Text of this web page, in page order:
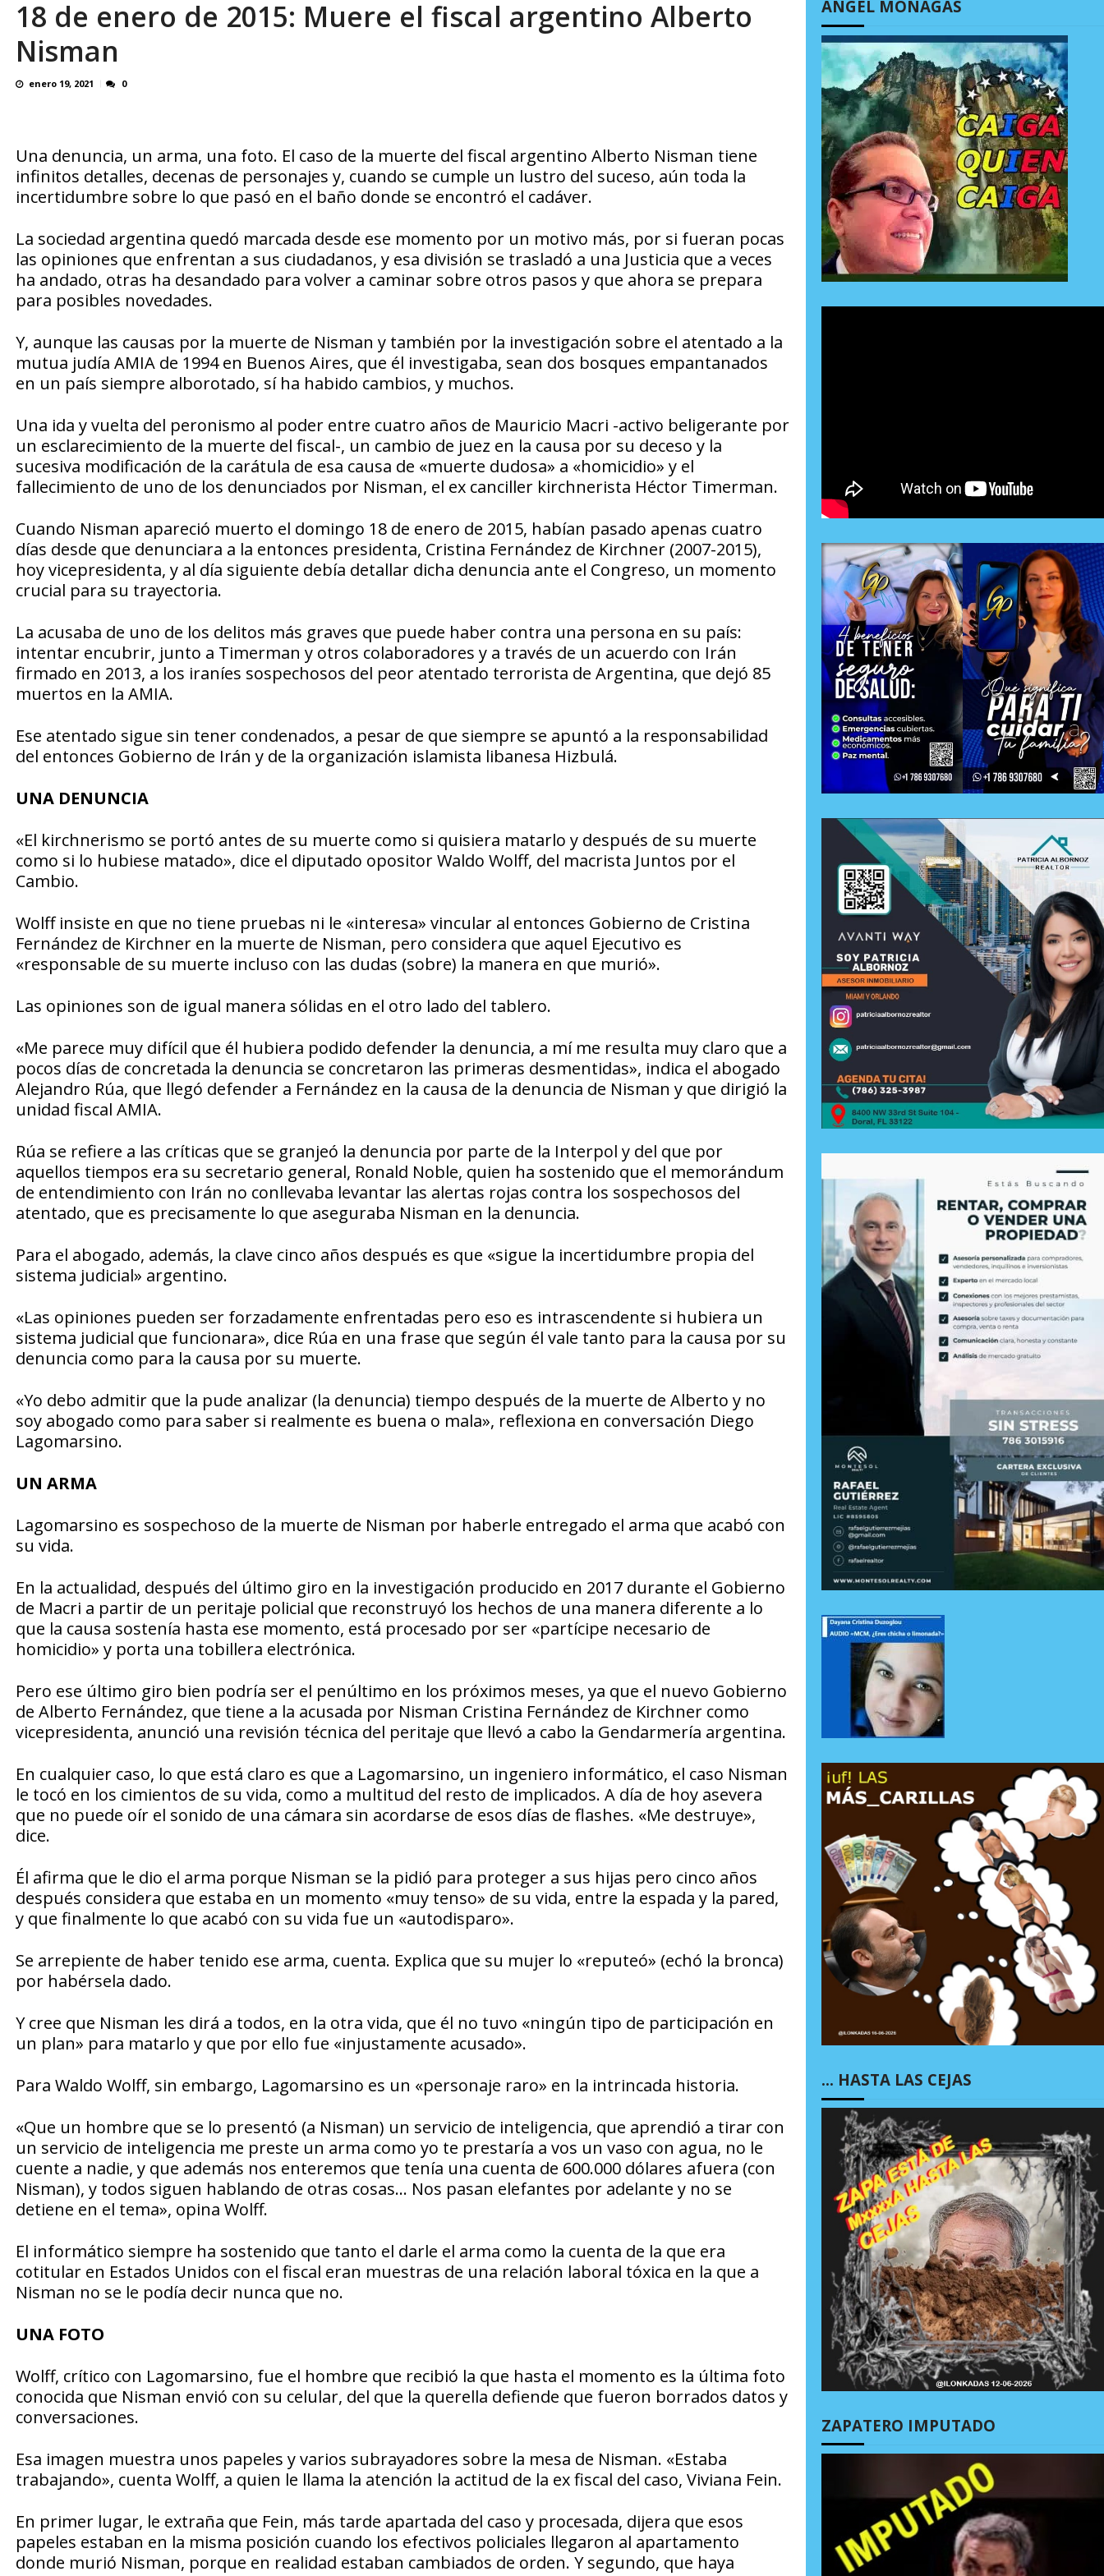
El último que apague la luz: 17 años de excusas, apagones y promesas incumplidas... AGOSTO 6, 2026
18 de enero de 2015: Muere el fiscal argentino Alberto
Nisman
enero 19, 2021 0
Una denuncia, un arma, una foto. El caso de la muerte del fiscal argentino Alberto Nisman tiene
infinitos detalles, decenas de personajes y, cuando se cumple un lustro del suceso, aún toda la
incertidumbre sobre lo que pasó en el baño donde se encontró el cadáver.
La sociedad argentina quedó marcada desde ese momento por un motivo más, por si fueran pocas
las opiniones que enfrentan a sus ciudadanos, y esa división se trasladó a una Justicia que a veces
ha andado, otras ha desandado para volver a caminar sobre otros pasos y que ahora se prepara
para posibles novedades.
Y, aunque las causas por la muerte de Nisman y también por la investigación sobre el atentado a la
mutua judía AMIA de 1994 en Buenos Aires, que él investigaba, sean dos bosques empantanados
en un país siempre alborotado, sí ha habido cambios, y muchos.
Una ida y vuelta del peronismo al poder entre cuatro años de Mauricio Macri -activo beligerante por
un esclarecimiento de la muerte del fiscal-, un cambio de juez en la causa por su deceso y la
sucesiva modificación de la carátula de esa causa de «muerte dudosa» a «homicidio» y el
fallecimiento de uno de los denunciados por Nisman, el ex canciller kirchnerista Héctor Timerman.
Cuando Nisman apareció muerto el domingo 18 de enero de 2015, habían pasado apenas cuatro
días desde que denunciara a la entonces presidenta, Cristina Fernández de Kirchner (2007-2015),
hoy vicepresidenta, y al día siguiente debía detallar dicha denuncia ante el Congreso, un momento
crucial para su trayectoria.
La acusaba de uno de los delitos más graves que puede haber contra una persona en su país:
intentar encubrir, junto a Timerman y otros colaboradores y a través de un acuerdo con Irán
firmado en 2013, a los iraníes sospechosos del peor atentado terrorista de Argentina, que dejó 85
muertos en la AMIA.
Ese atentado sigue sin tener condenados, a pesar de que siempre se apuntó a la responsabilidad
del entonces Gobierno de Irán y de la organización islamista libanesa Hizbulá.
UNA DENUNCIA
«El kirchnerismo se portó antes de su muerte como si quisiera matarlo y después de su muerte
como si lo hubiese matado», dice el diputado opositor Waldo Wolff, del macrista Juntos por el
Cambio.
Wolff insiste en que no tiene pruebas ni le «interesa» vincular al entonces Gobierno de Cristina
Fernández de Kirchner en la muerte de Nisman, pero considera que aquel Ejecutivo es
«responsable de su muerte incluso con las dudas (sobre) la manera en que murió».
Las opiniones son de igual manera sólidas en el otro lado del tablero.
«Me parece muy difícil que él hubiera podido defender la denuncia, a mí me resulta muy claro que a
pocos días de concretada la denuncia se concretaron las primeras desmentidas», indica el abogado
Alejandro Rúa, que llegó defender a Fernández en la causa de la denuncia de Nisman y que dirigió la
unidad fiscal AMIA.
Rúa se refiere a las críticas que se granjeó la denuncia por parte de la Interpol y del que por
aquellos tiempos era su secretario general, Ronald Noble, quien ha sostenido que el memorándum
de entendimiento con Irán no conllevaba levantar las alertas rojas contra los sospechosos del
atentado, que es precisamente lo que aseguraba Nisman en la denuncia.
Para el abogado, además, la clave cinco años después es que «sigue la incertidumbre propia del
sistema judicial» argentino.
«Las opiniones pueden ser forzadamente enfrentadas pero eso es intrascendente si hubiera un
sistema judicial que funcionara», dice Rúa en una frase que según él vale tanto para la causa por su
denuncia como para la causa por su muerte.
«Yo debo admitir que la pude analizar (la denuncia) tiempo después de la muerte de Alberto y no
soy abogado como para saber si realmente es buena o mala», reflexiona en conversación Diego
Lagomarsino.
UN ARMA
Lagomarsino es sospechoso de la muerte de Nisman por haberle entregado el arma que acabó con
su vida.
En la actualidad, después del último giro en la investigación producido en 2017 durante el Gobierno
de Macri a partir de un peritaje policial que reconstruyó los hechos de una manera diferente a lo
que la causa sostenía hasta ese momento, está procesado por ser «partícipe necesario de
homicidio» y porta una tobillera electrónica.
Pero ese último giro bien podría ser el penúltimo en los próximos meses, ya que el nuevo Gobierno
de Alberto Fernández, que tiene a la acusada por Nisman Cristina Fernández de Kirchner como
vicepresidenta, anunció una revisión técnica del peritaje que llevó a cabo la Gendarmería argentina.
En cualquier caso, lo que está claro es que a Lagomarsino, un ingeniero informático, el caso Nisman
le tocó en los cimientos de su vida, como a multitud del resto de implicados. A día de hoy asevera
que no puede oír el sonido de una cámara sin acordarse de esos días de flashes. «Me destruye»,
dice.
Él afirma que le dio el arma porque Nisman se la pidió para proteger a sus hijas pero cinco años
después considera que estaba en un momento «muy tenso» de su vida, entre la espada y la pared,
y que finalmente lo que acabó con su vida fue un «autodisparo».
Se arrepiente de haber tenido ese arma, cuenta. Explica que su mujer lo «reputeó» (echó la bronca)
por habérsela dado.
Y cree que Nisman les dirá a todos, en la otra vida, que él no tuvo «ningún tipo de participación en
un plan» para matarlo y que por ello fue «injustamente acusado».
Para Waldo Wolff, sin embargo, Lagomarsino es un «personaje raro» en la intrincada historia.
«Que un hombre que se lo presentó (a Nisman) un servicio de inteligencia, que aprendió a tirar con
un servicio de inteligencia me preste un arma como yo te prestaría a vos un vaso con agua, no le
cuente a nadie, y que además nos enteremos que tenía una cuenta de 600.000 dólares afuera (con
Nisman), y todos siguen hablando de otras cosas… Nos pasan elefantes por adelante y no se
detiene en el tema», opina Wolff.
El informático siempre ha sostenido que tanto el darle el arma como la cuenta de la que era
cotitular en Estados Unidos con el fiscal eran muestras de una relación laboral tóxica en la que a
Nisman no se le podía decir nunca que no.
UNA FOTO
Wolff, crítico con Lagomarsino, fue el hombre que recibió la que hasta el momento es la última foto
conocida que Nisman envió con su celular, del que la querella defiende que fueron borrados datos y
conversaciones.
Esa imagen muestra unos papeles y varios subrayadores sobre la mesa de Nisman. «Estaba
trabajando», cuenta Wolff, a quien le llama la atención la actitud de la ex fiscal del caso, Viviana Fein.
En primer lugar, le extraña que Fein, más tarde apartada del caso y procesada, dijera que esos
papeles estaban en la misma posición cuando los efectivos policiales llegaron al apartamento
donde murió Nisman, porque en realidad estaban cambiados de orden. Y segundo, que haya
ÁNGEL MONAGAS
… HASTA LAS CEJAS
ZAPATERO IMPUTADO